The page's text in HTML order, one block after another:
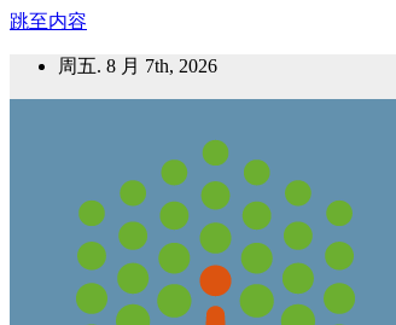
跳至内容
周五. 8 月 7th, 2026